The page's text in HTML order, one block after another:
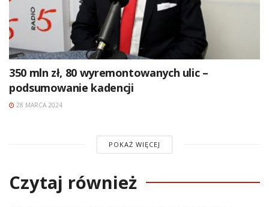
350 mln zł, 80 wyremontowanych ulic –
podsumowanie kadencji
28 MARCA 2024
POKAŻ WIĘCEJ
Czytaj również